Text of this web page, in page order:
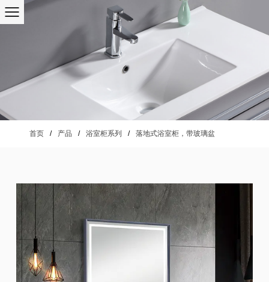
首页 / 产品 / 浴室柜系列 / 落地式浴室柜，带玻璃盆